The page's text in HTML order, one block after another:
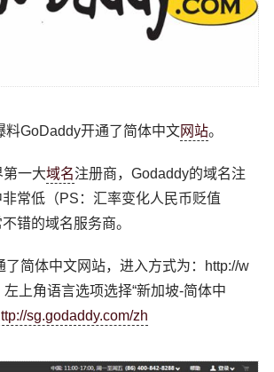
料GoDaddy开通了简体中文网站。
第一大域名注册商，Godaddy的域名注
常低（PS：汇率变化人民币贬值
错的域名服务商。
了简体中文网站，进入方式为：http://w
上角语言选项选择“新加坡-简体中
sg.godaddy.com/zh